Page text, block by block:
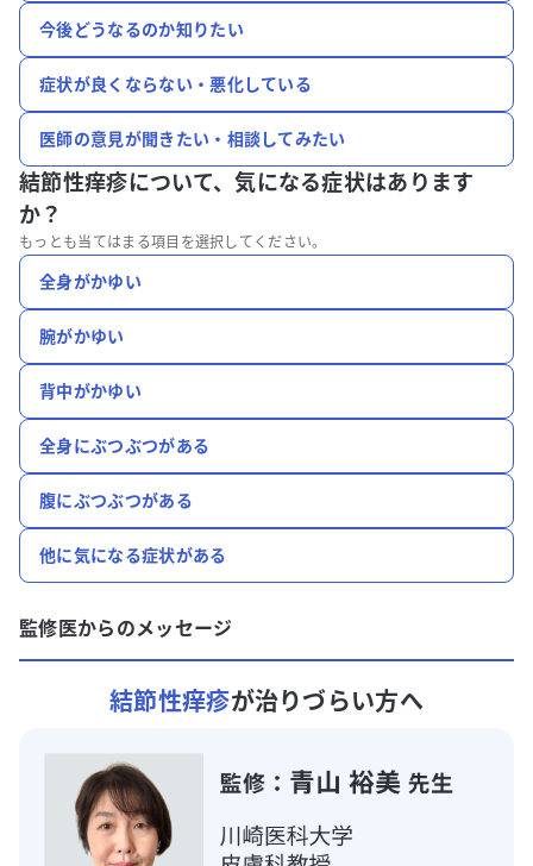
今後どうなるのか知りたい
症状が良くならない・悪化している
医師の意見が聞きたい・相談してみたい
結節性痒疹について、気になる症状はあります
か？
もっとも当てはまる項目を選択してください。
全身がかゆい
腕がかゆい
背中がかゆい
全身にぶつぶつがある
腹にぶつぶつがある
他に気になる症状がある
監修医からのメッセージ
結節性痒疹が治りづらい方へ